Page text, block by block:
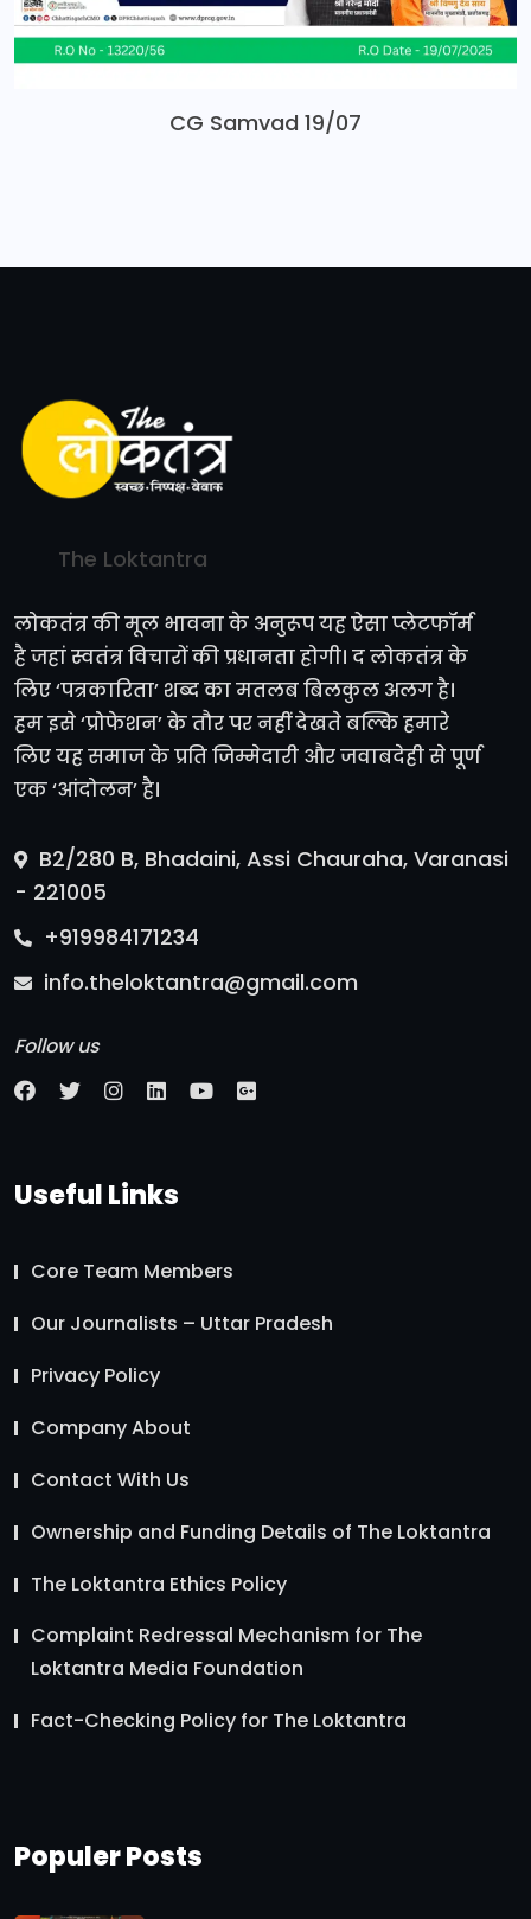
CG Samvad 19/07
The Loktantra
लोकतंत्र की मूल भावना के अनुरूप यह ऐसा प्लेटफॉर्म
है जहां स्वतंत्र विचारों की प्रधानता होगी। द लोकतंत्र के
लिए ‘पत्रकारिता’ शब्द का मतलब बिलकुल अलग है।
हम इसे ‘प्रोफेशन’ के तौर पर नहीं देखते बल्कि हमारे
लिए यह समाज के प्रति जिम्मेदारी और जवाबदेही से पूर्ण
एक ‘आंदोलन’ है।
B2/280 B, Bhadaini, Assi Chauraha, Varanasi
- 221005
+919984171234
info.theloktantra@gmail.com
Follow us
Useful Links
Core Team Members
Our Journalists – Uttar Pradesh
Privacy Policy
Company About
Contact With Us
Ownership and Funding Details of The Loktantra
The Loktantra Ethics Policy
Complaint Redressal Mechanism for The
Loktantra Media Foundation
Fact-Checking Policy for The Loktantra
Populer Posts